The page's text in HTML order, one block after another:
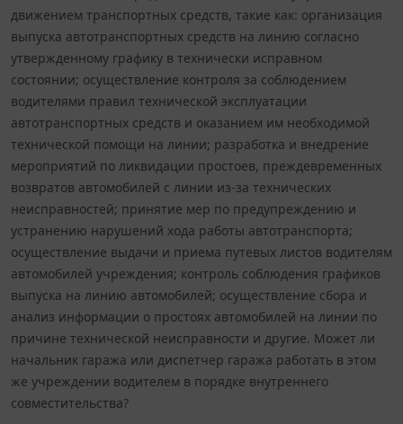
движением транспортных средств, такие как: организация
выпуска автотранспортных средств на линию согласно
утвержденному графику в технически исправном
состоянии; осуществление контроля за соблюдением
водителями правил технической эксплуатации
автотранспортных средств и оказанием им необходимой
технической помощи на линии; разработка и внедрение
мероприятий по ликвидации простоев, преждевременных
возвратов автомобилей с линии из-за технических
неисправностей; принятие мер по предупреждению и
устранению нарушений хода работы автотранспорта;
осуществление выдачи и приема путевых листов водителям
автомобилей учреждения; контроль соблюдения графиков
выпуска на линию автомобилей; осуществление сбора и
анализ информации о простоях автомобилей на линии по
причине технической неисправности и другие. Может ли
начальник гаража или диспетчер гаража работать в этом
же учреждении водителем в порядке внутреннего
совместительства?